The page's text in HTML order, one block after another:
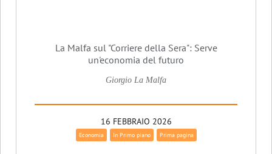
La Malfa sul "Corriere della Sera": Serve
un'economia del futuro
Giorgio La Malfa
16 FEBBRAIO 2026
Economia In Primo piano Prima pagina